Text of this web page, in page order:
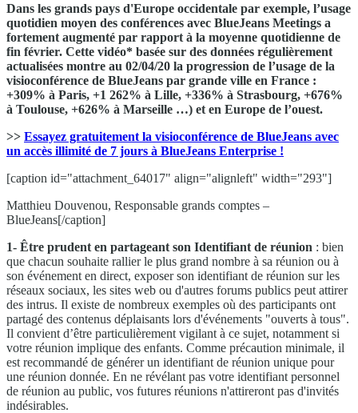
Dans les grands pays d'Europe occidentale par exemple, l’usage
quotidien moyen des conférences avec BlueJeans Meetings a
fortement augmenté par rapport à la moyenne quotidienne de
fin février. Cette vidéo* basée sur des données régulièrement
actualisées montre au 02/04/20 la progression de l’usage de la
visioconférence de BlueJeans par grande ville en France :
+309% à Paris, +1 262% à Lille, +336% à Strasbourg, +676%
à Toulouse, +626% à Marseille …) et en Europe de l’ouest.
>> Essayez gratuitement la visioconférence de BlueJeans avec
un accès illimité de 7 jours à BlueJeans Enterprise !
[caption id="attachment_64017" align="alignleft" width="293"]
Matthieu Douvenou, Responsable grands comptes –
BlueJeans[/caption]
1- Être prudent en partageant son Identifiant de réunion : bien
que chacun souhaite rallier le plus grand nombre à sa réunion ou à
son événement en direct, exposer son identifiant de réunion sur les
réseaux sociaux, les sites web ou d'autres forums publics peut attirer
des intrus. Il existe de nombreux exemples où des participants ont
partagé des contenus déplaisants lors d'événements "ouverts à tous".
Il convient d’être particulièrement vigilant à ce sujet, notamment si
votre réunion implique des enfants. Comme précaution minimale, il
est recommandé de générer un identifiant de réunion unique pour
une réunion donnée. En ne révélant pas votre identifiant personnel
de réunion au public, vos futures réunions n'attireront pas d'invités
indésirables.